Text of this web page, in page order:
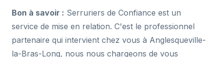
Bon à savoir : Serruriers de Confiance est un
service de mise en relation. C'est le professionnel
partenaire qui intervient chez vous à Anglesqueville-
la-Bras-Long, nous nous chargeons de vous